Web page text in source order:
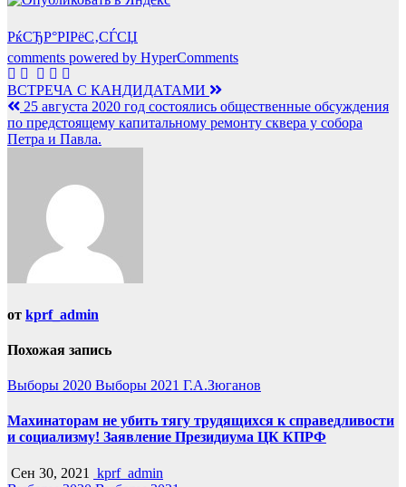
РќСЂР°РІРёС‚СЃСЏ
comments powered by HyperComments
Навигация
по
записям
ВСТРЕЧА С КАНДИДАТАМИ
25 августа 2020 год состоялись общественные обсуждения
по предстоящему капитальному ремонту сквера у собора
Петра и Павла.
от kprf_admin
Похожая запись
Выборы 2020 Выборы 2021 Г.А.Зюганов
Махинаторам не убить тягу трудящихся к справедливости
и социализму! Заявление Президиума ЦК КПРФ
Сен 30, 2021
kprf_admin